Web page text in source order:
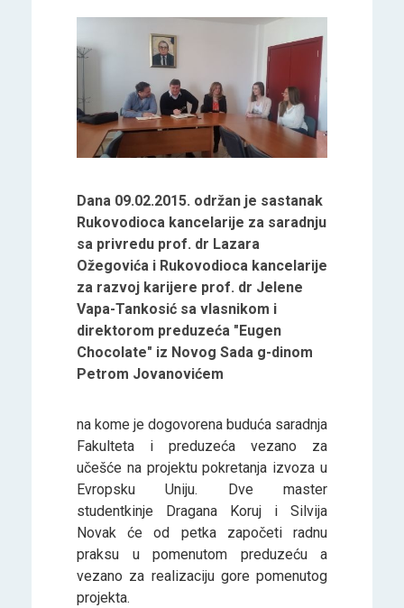
Dana 09.02.2015. održan je sastanak
Rukovodioca kancelarije za saradnju
sa privredu prof. dr Lazara
Ožegovića i Rukovodioca kancelarije
za razvoj karijere prof. dr Jelene
Vapa-Tankosić sa vlasnikom i
direktorom preduzeća "Eugen
Chocolate" iz Novog Sada g-dinom
Petrom Jovanovićem
na kome je dogovorena buduća saradnja
Fakulteta i preduzeća vezano za
učešće na projektu pokretanja izvoza u
Evropsku Uniju. Dve master
studentkinje Dragana Koruj i Silvija
Novak će od petka započeti radnu
praksu u pomenutom preduzeću a
vezano za realizaciju gore pomenutog
projekta.